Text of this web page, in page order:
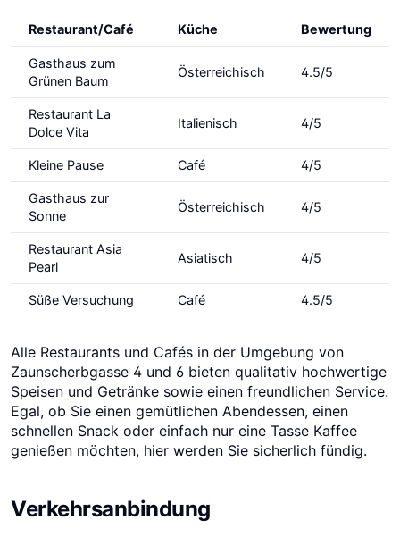
Restaurant/Café Küche Bewertung
Gasthaus zum
Grünen Baum
Österreichisch 4.5/5
Restaurant La
Dolce Vita
Italienisch 4/5
Kleine Pause Café 4/5
Gasthaus zur
Sonne
Österreichisch 4/5
Restaurant Asia
Pearl
Asiatisch 4/5
Süße Versuchung Café 4.5/5
Alle Restaurants und Cafés in der Umgebung von
Zaunscherbgasse 4 und 6 bieten qualitativ hochwertige
Speisen und Getränke sowie einen freundlichen Service.
Egal, ob Sie einen gemütlichen Abendessen, einen
schnellen Snack oder einfach nur eine Tasse Kaffee
genießen möchten, hier werden Sie sicherlich fündig.
Verkehrsanbindung